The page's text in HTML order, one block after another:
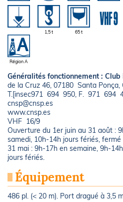
1,5 t 65 t
Région A
Généralités fonctionnement : Club
de la Cruz 46, 07180 Santa Ponça,
T.[insec971 694 950, F. 971 694
cnsp@cnsp.es
www.cnsp.es
VHF 16/9
Ouverture du 1er juin au 31 août :
samedi, 10h-14h jours fériés,
31 mai : 9h-17h en semaine, 9h-
jours fériés.
Équipement
486 pl. (< 20 m). Port dragué à 3,5